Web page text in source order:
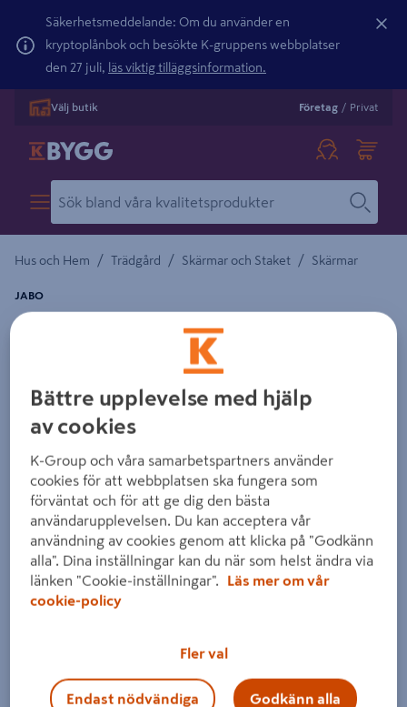
Säkerhetsmeddelande: Om du använder en
kryptoplånbok och besökte K-gruppens webbplatser
den 27 juli, läs viktig tilläggsinformation.
Välj butik Företag / Privat
Hus och Hem / Trädgård / Skärmar och Staket / Skärmar
SKÄRM JABO JOHANNA ORIGINAL,
TRYCKIMPREG GRAN 89X179X89CM
JABO
Detaljerad beskrivning finns i produktbeskrivningsområdet
Bättre upplevelse med hjälp
av cookies
K-Group och våra samarbetspartners använder
cookies för att webbplatsen ska fungera som
förväntat och för att ge dig den bästa
användarupplevelsen. Du kan acceptera vår
användning av cookies genom att klicka på "Godkänn
alla". Dina inställningar kan du när som helst ändra via
länken "Cookie-inställningar".
Läs mer om vår
cookie-policy
Fler val
Endast nödvändiga Godkänn alla